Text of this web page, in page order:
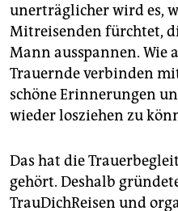
unerträglicher wird es,
Mitreisenden fürchtet,
Mann ausspannen. Wie
Trauernde verbinden
schöne Erinnerungen
wieder losziehen zu
Das hat die
gehört. Deshalb
TrauDichReisen und